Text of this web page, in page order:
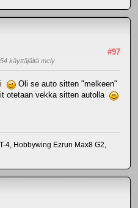
#97
käyttäjältä mcly
Oli se auto sitten "melkeen"
otetaan vekka sitten autolla
4, Hobbywing Ezrun Max8 G2,